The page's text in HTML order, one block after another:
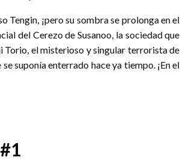
Tengin, ¡pero su sombra se prolonga en el
del Cerezo de Susanoo, la sociedad que
Torio, el misterioso y singular terrorista de
suponía enterrado hace ya tiempo. ¡En el